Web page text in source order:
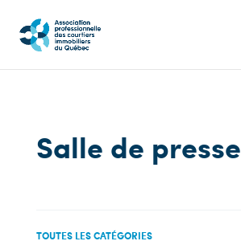
Salle de presse
TOUTES LES CATÉGORIES